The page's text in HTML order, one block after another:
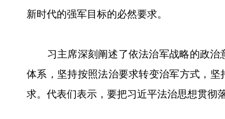
新时代的强军目标的必然要求。
习主席深刻阐述了依法治军战略的政治
体系，坚持按照法治要求转变治军方式，
求。代表们表示，要把习近平法治思想贯彻